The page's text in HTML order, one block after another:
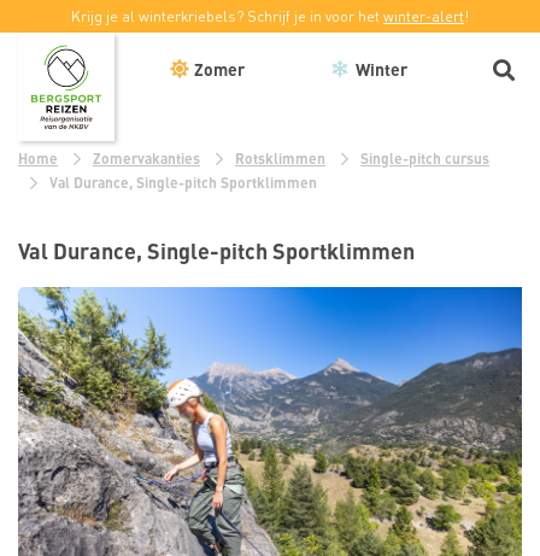
Krijg je al winterkriebels? Schrijf je in voor het winter-alert!
Zomer Winter
Home Zomervakanties Rotsklimmen
Single-pitch cursus
Val Durance, Single-pitch Sportklimmen
Val Durance, Single-pitch Sportklimmen